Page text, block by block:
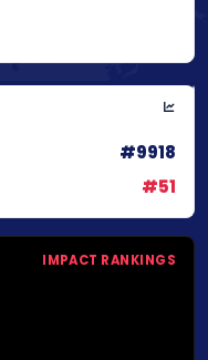
#9918
#51
IMPACT RANKINGS